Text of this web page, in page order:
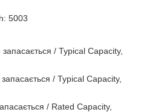
5003
/ Typical Capacity,
/ Typical Capacity,
/ Rated Capacity,